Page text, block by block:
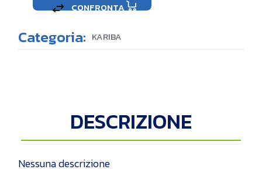
CONFRONTA
Categoria: KARIBA
DESCRIZIONE
Nessuna descrizione